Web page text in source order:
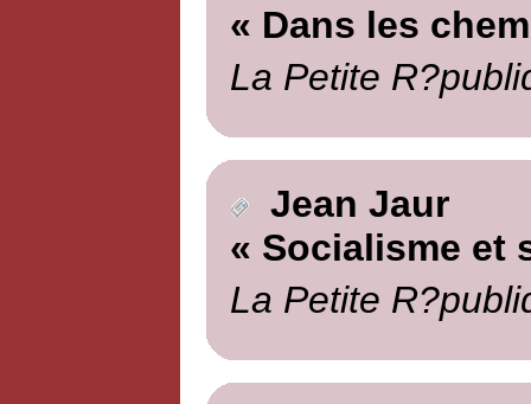
« Dans les
La Petite
Jean Jaur
« Socialisme et
La Petite